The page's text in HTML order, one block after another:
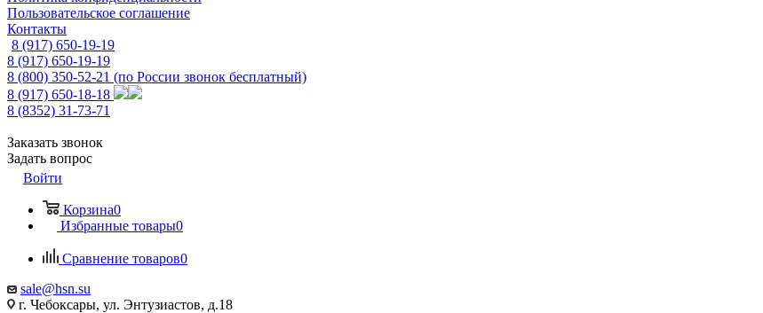
Пользовательское соглашение
Контакты
8 (917) 650-19-19
8 (917) 650-19-19
8 (800) 350-52-21 (по России звонок бесплатный)
8 (917) 650-18-18
8 (8352) 31-73-71
Заказать звонок
Задать вопрос
Войти
Корзина0
Избранные товары0
Сравнение товаров0
sale@hsn.su
г. Чебоксары, ул. Энтузиастов, д.18